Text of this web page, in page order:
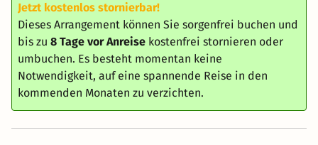
Jetzt kostenlos stornierbar!
Dieses Arrangement können Sie sorgenfrei buchen und
bis zu 8 Tage vor Anreise kostenfrei stornieren oder
umbuchen. Es besteht momentan keine
Notwendigkeit, auf eine spannende Reise in den
kommenden Monaten zu verzichten.